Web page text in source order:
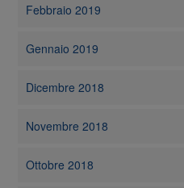
Febbraio 2019
Gennaio 2019
Dicembre 2018
Novembre 2018
Ottobre 2018